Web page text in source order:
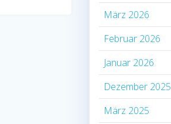
März 2026
Februar 2026
Januar 2026
Dezember 2025
März 2025